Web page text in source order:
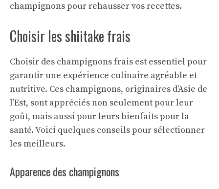
champignons pour rehausser vos recettes.
Choisir les shiitake frais
Choisir des champignons frais est essentiel pour
garantir une expérience culinaire agréable et
nutritive. Ces champignons, originaires d’Asie de
l’Est, sont appréciés non seulement pour leur
goût, mais aussi pour leurs bienfaits pour la
santé. Voici quelques conseils pour sélectionner
les meilleurs.
Apparence des champignons